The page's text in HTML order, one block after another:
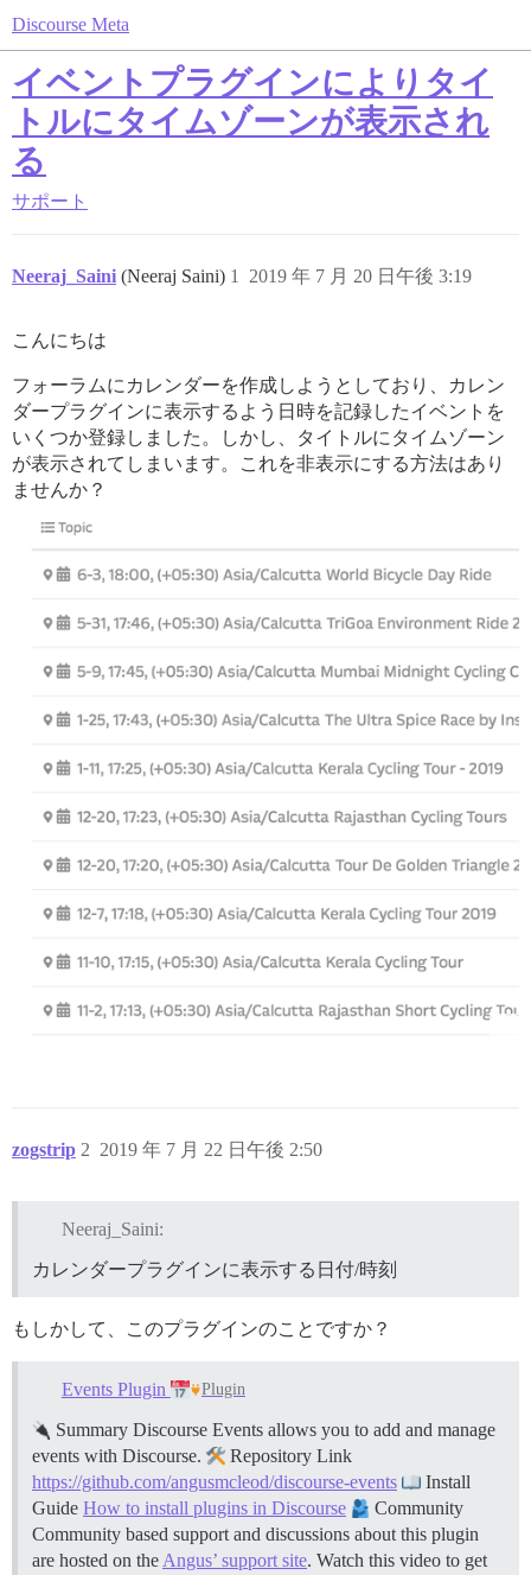
Discourse Meta
イベントプラグインによりタイ
トルにタイムゾーンが表示され
る
サポート
Neeraj_Saini (Neeraj Saini) 2019 年 7 月 20 日午後 3:19
1
こんにちは
フォーラムにカレンダーを作成しようとしており、カレン
ダープラグインに表示するよう日時を記録したイベントを
いくつか登録しました。しかし、タイトルにタイムゾーン
が表示されてしまいます。これを非表示にする方法はあり
ませんか？
zogstrip 2019 年 7 月 22 日午後 2:50
2
Neeraj_Saini:
カレンダープラグインに表示する日付/時刻
もしかして、このプラグインのことですか？
Events Plugin Plugin
Summary Discourse Events allows you to add and manage
events with Discourse.
Repository Link
https://github.com/angusmcleod/discourse-events
Install
Guide How to install plugins in Discourse
Community
Community based support and discussions about this plugin
are hosted on the Angus’ support site. Watch this video to get